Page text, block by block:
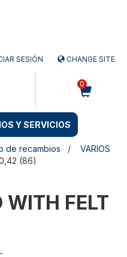
SESIÓN CHANGE SITE
0
Y SERVICIOS
de recambios
VARIOS
(86)
WITH FELT